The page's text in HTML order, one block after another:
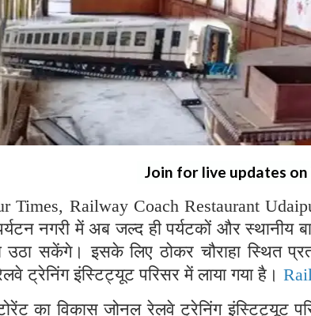
Join for live updates on
Times, Railway Coach Restaurant
नगरी में अब जल्द ही पर्यटकों और
उठा सकेंगे। इसके लिए ठोकर चौराहा स्थित
ट्रेनिंग इंस्टिट्यूट परिसर में लाया गया है।
का विकास जोनल रेलवे ट्रेनिंग इंस्टिट्यूट